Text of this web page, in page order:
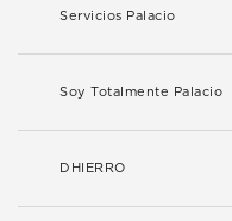
Servicios Palacio
Soy Totalmente Palacio
DHIERRO